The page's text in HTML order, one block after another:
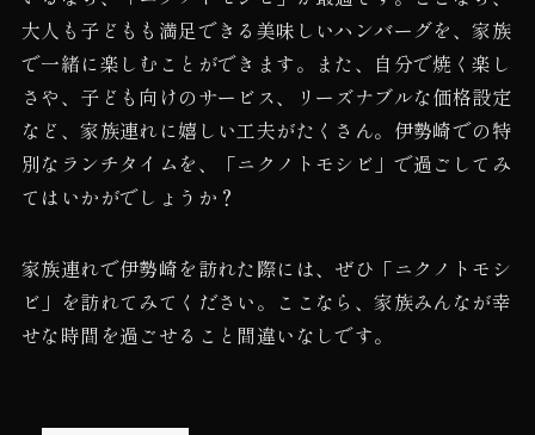
大人も子どもも満足できる美味しいハンバーグを、家族
で一緒に楽しむことができます。また、自分で焼く楽し
さや、子ども向けのサービス、リーズナブルな価格設定
など、家族連れに嬉しい工夫がたくさん。伊勢崎での特
別なランチタイムを、「ニクノトモシビ」で過ごしてみ
てはいかがでしょうか？
家族連れで伊勢崎を訪れた際には、ぜひ「ニクノトモシ
ビ」を訪れてみてください。ここなら、家族みんなが幸
せな時間を過ごせること間違いなしです。